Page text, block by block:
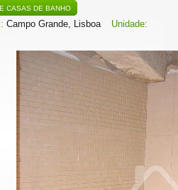
CASAS DE BANHO
Campo Grande, Lisboa Unidade: